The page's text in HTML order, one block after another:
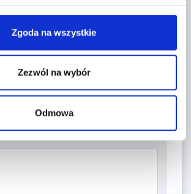
Zgoda na wszystkie
Zezwól na wybór
Odmowa